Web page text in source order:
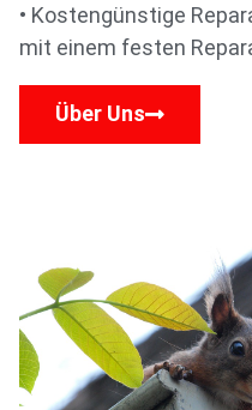
• Kostengünstige
mit einem festen
Über Uns